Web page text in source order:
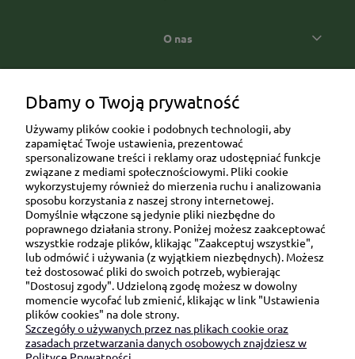
O nas
Ul. Brukowa 6/8 lok. 57/58
91-341 Łódź
NIP: 6751510615
SKONTAKTUJ SIĘ Z NAMI:
sklep@be-happygifts.com
+48 690 172 872
Dbamy o Twoją prywatność
Używamy plików cookie i podobnych technologii, aby
zapamiętać Twoje ustawienia, prezentować
spersonalizowane treści i reklamy oraz udostępniać funkcje
związane z mediami społecznościowymi. Pliki cookie
wykorzystujemy również do mierzenia ruchu i analizowania
sposobu korzystania z naszej strony internetowej.
Domyślnie włączone są jedynie pliki niezbędne do
poprawnego działania strony. Poniżej możesz zaakceptować
wszystkie rodzaje plików, klikając "Zaakceptuj wszystkie",
lub odmówić i używania (z wyjątkiem niezbędnych). Możesz
też dostosować pliki do swoich potrzeb, wybierając
"Dostosuj zgody". Udzieloną zgodę możesz w dowolny
momencie wycofać lub zmienić, klikając w link "Ustawienia
plików cookies" na dole strony.
Szczegóły o używanych przez nas plikach cookie oraz
zasadach przetwarzania danych osobowych znajdziesz w